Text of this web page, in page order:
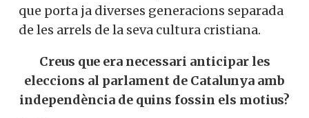
que porta ja diverses generacions separada
de les arrels de la seva cultura cristiana.
Creus que era necessari anticipar les
eleccions al parlament de Catalunya amb
independència de quins fossin els motius?